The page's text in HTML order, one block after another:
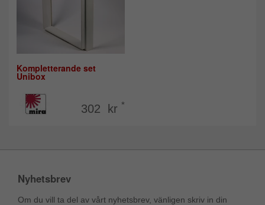
Kompletterande set
Unibox
302 kr *
Nyhetsbrev
Om du vill ta del av vårt nyhetsbrev, vänligen skriv in din